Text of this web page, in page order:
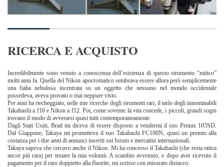
RICERCA E ACQUISTO
Incredibilmente sono venuto a conoscenza dell’esistenza di questo strumento “mitico”
molti anni fa. Quella del Nikon apocromatico sembrava essere allora però semplicemente
una fiaba nebulosa incentrata su un oggetto che nessuno nel mondo occidentale
possedeva, aveva provato o mai neppure visto.
Per anni ha riecheggiato, nelle mie ricerche degli strumenti rari, il tarlo degli innominabili
Takahashi a f10 e Nikon a f12. Poi, come sovente la vita concede, i piccoli, grandi sogni
trovano il modo di avverarsi quasi tutti contemporaneamente.
Dagli Stati Uniti, Brad mi diceva di essere disposto a vendermi il suo Pentax 105SD.
Dal Giappone, Takaya mi prometteva il suo Takahashi FC100N, quasi un premio alla
costanza per i due anni di annunci inseriti sui forum e mercatini internazionali.
Takaya sapeva che cercavo anche il Nikon. Mi ha concesso il Takahashi (che resta ottica
ancor più rara) per testare la mia volontà. A scambio avvenuto, e dopo aver ricevuto il
pagamento per il raro doppietto alla fluorite, mi scrisse con misurato distacco: